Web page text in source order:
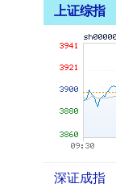
上证综指
深证成指